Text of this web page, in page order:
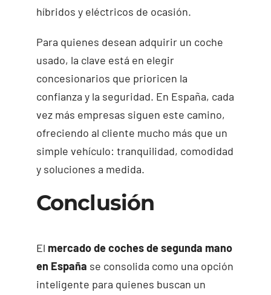
híbridos y eléctricos de ocasión.
Para quienes desean adquirir un coche
usado, la clave está en elegir
concesionarios que prioricen la
confianza y la seguridad. En España, cada
vez más empresas siguen este camino,
ofreciendo al cliente mucho más que un
simple vehículo: tranquilidad, comodidad
y soluciones a medida.
Conclusión
El mercado de coches de segunda mano
en España se consolida como una opción
inteligente para quienes buscan un